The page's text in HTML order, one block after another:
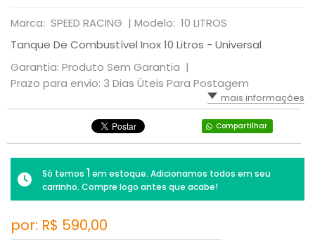
Marca: SPEED RACING | Modelo: 10 LITROS
Tanque De Combustível Inox 10 Litros - Universal
Garantia: Produto Sem Garantia |
Prazo para envio: 3 Dias Úteis Para Postagem
mais informações
Compartilhar
Só temos 1 em estoque. Adicionamos todos em seu
carrinho. Compre logo antes que acabe!
por: R$ 590,00